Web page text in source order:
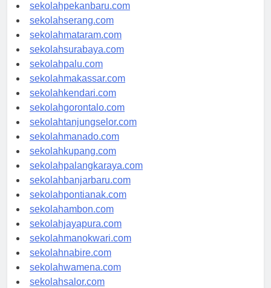
sekolahpekanbaru.com
sekolahserang.com
sekolahmataram.com
sekolahsurabaya.com
sekolahpalu.com
sekolahmakassar.com
sekolahkendari.com
sekolahgorontalo.com
sekolahtanjungselor.com
sekolahmanado.com
sekolahkupang.com
sekolahpalangkaraya.com
sekolahbanjarbaru.com
sekolahpontianak.com
sekolahambon.com
sekolahjayapura.com
sekolahmanokwari.com
sekolahnabire.com
sekolahwamena.com
sekolahsalor.com